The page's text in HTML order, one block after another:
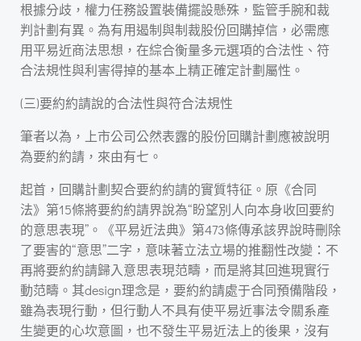
根據分歧，權力任務設置裝備擺設懸殊，監管手腕和裁
判計劃有異。為有用遏制與制裁股份回購掉信，必需應
用平易近商法思想，在綜合衡量多元選項的合法性、符
合法規性與利害得掉的基本上精正確定計劃屬性。
(三)要約約請說的合法性與符合法規性
筆者以為，上市公司公然表露的股份回購計劃應被說明
為要約約請，來由有七。
起首，回購計劃契合要約約請的實質特征。原《合同
法》第15條將要約約請界說為“盼望別人向本身收回要約
的意思表現”。《平易近法典》第473條傳承該界說時刪除
了要害的“意思”二字，意味著立法立場的推翻性改變：不
再將要約約請歸入意思表現范疇，而是將其回進現實行
動范疇。其design理念是，要約約請處于合同預備階段，
雖為表現行動，但行動人不具有使平易近事法令關系產
生變更的心坎意圖，也不發生平易近法上的後果，沒有